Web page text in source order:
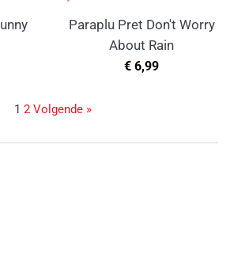
Paraplu Pret Don't Worry
About Rain
Normale
€ 6,99
1 2 Volgende »